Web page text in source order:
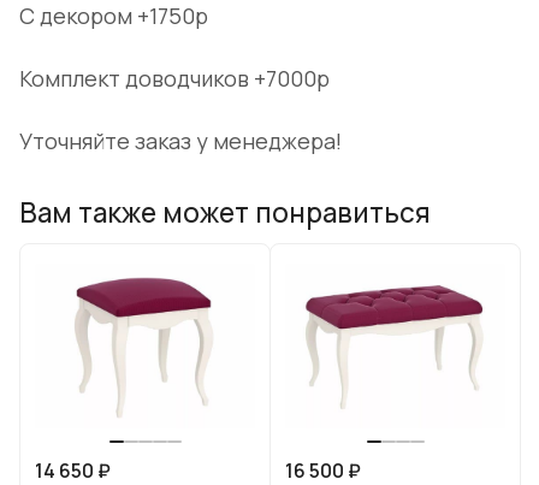
С декором +1750р
Комплект доводчиков +7000р
Уточняйте заказ у менеджера!
Вам также может понравиться
14 650 ₽
16 500 ₽